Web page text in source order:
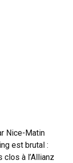
Nice-Matin
est brutal :
clos à l’Allianz